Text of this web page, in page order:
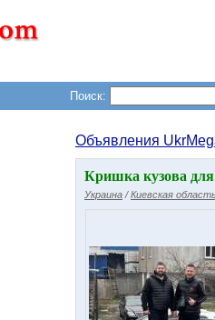
Поиск:
Объявления
Кришка кузова для
Украина /Киевская